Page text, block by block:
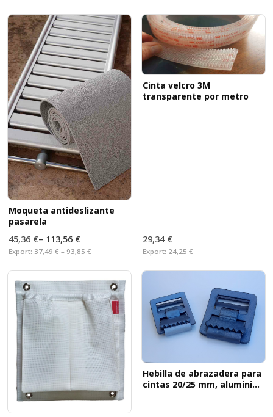
Moqueta antideslizante
pasarela
45,36 €– 113,56 €
Export: 37,49 € – 93,85 €
Cinta velcro 3M
transparente por metro
29,34 €
Export: 24,25 €
Hebilla de abrazadera para
cintas 20/25 mm, aluminio